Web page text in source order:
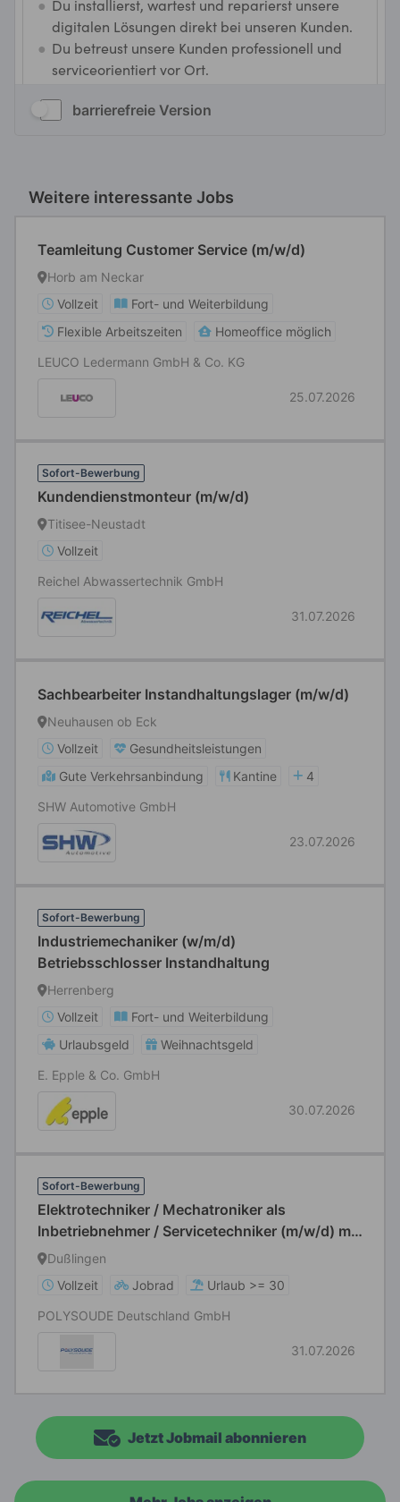
barrierefreie Version
Weitere interessante Jobs
Teamleitung Customer Service (m/w/d)
Horb am Neckar
Vollzeit
Fort- und Weiterbildung
Flexible Arbeitszeiten
Homeoffice möglich
LEUCO Ledermann GmbH & Co. KG
25.07.2026
Sofort-Bewerbung
Kundendienstmonteur (m/w/d)
Titisee-Neustadt
Vollzeit
Reichel Abwassertechnik GmbH
31.07.2026
Sachbearbeiter Instandhaltungslager (m/w/d)
Neuhausen ob Eck
Vollzeit
Gesundheitsleistungen
Gute Verkehrsanbindung
Kantine
4
SHW Automotive GmbH
23.07.2026
Sofort-Bewerbung
Industriemechaniker (w/m/d)
Betriebsschlosser Instandhaltung
Herrenberg
Vollzeit
Fort- und Weiterbildung
Urlaubsgeld
Weihnachtsgeld
E. Epple & Co. GmbH
30.07.2026
Sofort-Bewerbung
Elektrotechniker / Mechatroniker als
Inbetriebnehmer / Servicetechniker (m/w/d) mit
elektrotechnischem Hintergrund im Bereich
Dußlingen
Vollzeit
Jobrad
Urlaub >= 30
POLYSOUDE Deutschland GmbH
31.07.2026
Jetzt Jobmail abonnieren